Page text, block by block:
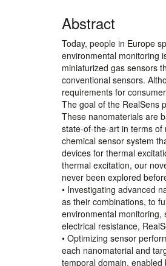
Abstract
Today, people in Europe
environmental monitoring
miniaturized gas sensors
conventional sensors.
requirements for
The goal of the RealSens
These nanomaterials are
state-of-the-art in terms of
chemical sensor system
devices for thermal
thermal excitation, our
never been explored
• Investigating advanced
as their combinations, to
environmental monitoring,
electrical resistance,
• Optimizing sensor
each nanomaterial and
temporal domain,